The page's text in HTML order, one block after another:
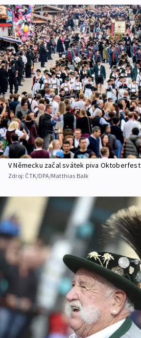
V Německu začal svátek piva Oktoberfest
Zdroj: ČTK/DPA/Matthias Balk